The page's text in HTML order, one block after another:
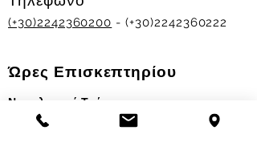
(+30)2242360200 - (+30)2242360222
Ώρες Επισκεπτηρίου
Νοσηλευτικά Τμήματα
Χειμερινό ωράριο: 11.00-13.00
17.30-19.30